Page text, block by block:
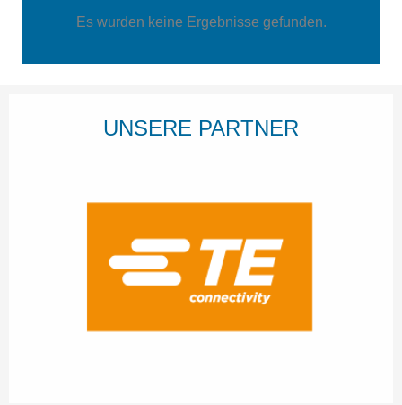
Es wurden keine Ergebnisse gefunden.
UNSERE PARTNER